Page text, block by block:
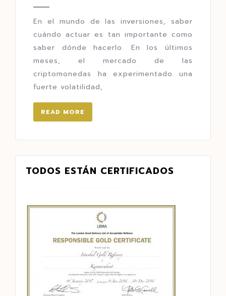
En el mundo de las inversiones, saber
cuándo actuar es tan importante como
saber dónde hacerlo. En los últimos
meses, el mercado de las
criptomonedas ha experimentado una
fuerte volatilidad,
READ MORE
TODOS ESTÁN CERTIFICADOS